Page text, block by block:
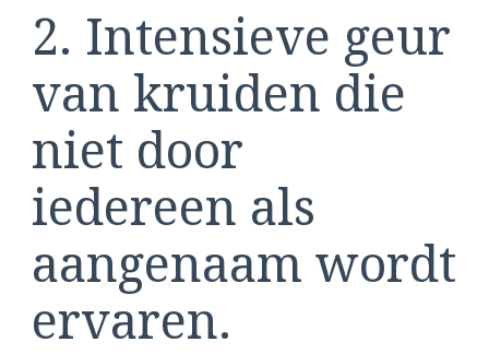
2. Intensieve geur
van kruiden die
niet door
iedereen als
aangenaam wordt
ervaren.